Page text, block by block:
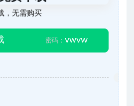
，无需购买
密码：vwvw